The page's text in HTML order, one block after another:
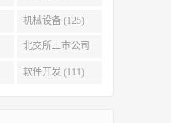
机械设备 (125)
北交所上市公司
(116)
软件开发 (111)